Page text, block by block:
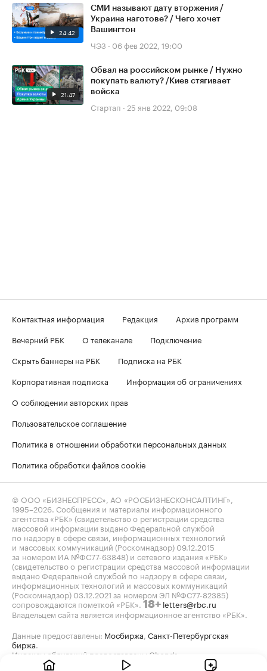
24:42
СМИ называют дату вторжения /
Украина наготове? / Чего хочет
Вашингтон
ЧЭЗ · 06 фев 2022, 19:00
21:47
Обвал на российском рынке / Нужно
покупать валюту? /Киев стягивает
войска
Стартап · 25 янв 2022, 09:08
Контактная информация Редакция
Архив программ
Вечерний РБК
О телеканале
Подключение
Скрыть баннеры на РБК
Подписка на РБК
Корпоративная подписка
Информация об ограничениях
О соблюдении авторских прав
Пользовательское соглашение
Политика в отношении обработки персональных данных
Политика обработки файлов cookie
© ООО «БИЗНЕСПРЕСС», АО «РОСБИЗНЕСКОНСАЛТИНГ»,
1995–2026 . Сообщения и материалы информационного
агентства «РБК» (свидетельство о регистрации средства
массовой информации выдано Федеральной службой
по надзору в сфере связи, информационных технологий
и массовых коммуникаций (Роскомнадзор) 09.12.2015
за номером ИА №ФС77-63848) и сетевого издания «РБК»
(свидетельство о регистрации средства массовой информации
выдано Федеральной службой по надзору в сфере связи,
информационных технологий и массовых коммуникаций
(Роскомнадзор) 03.12.2021 за номером ЭЛ №ФС77-82385)
сопровождаются пометкой «РБК». 18+ letters@rbc.ru
Владельцем сайта является информационное агентство «РБК».
Данные предоставлены: Мосбиржа Санкт-Петербургская
биржа
Индексы облигаций предоставлены Cbonds.